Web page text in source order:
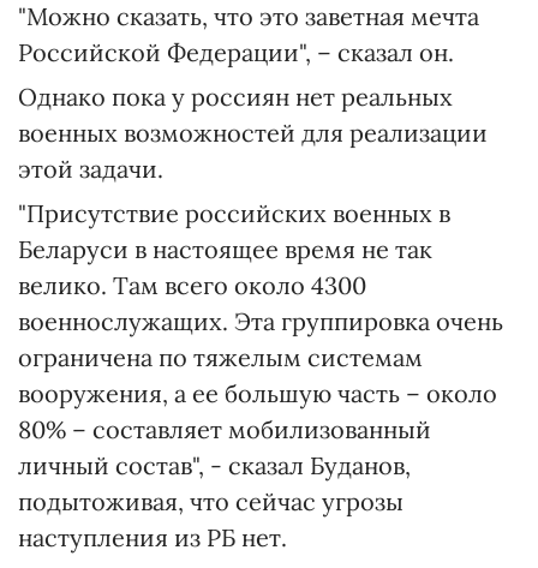
"Можно сказать, что это заветная мечта
Российской Федерации", – сказал он.
Однако пока у россиян нет реальных
военных возможностей для реализации
этой задачи.
"Присутствие российских военных в
Беларуси в настоящее время не так
велико. Там всего около 4300
военнослужащих. Эта группировка очень
ограничена по тяжелым системам
вооружения, а ее большую часть – около
80% – составляет мобилизованный
личный состав", - сказал Буданов,
подытоживая, что сейчас угрозы
наступления из РБ нет.